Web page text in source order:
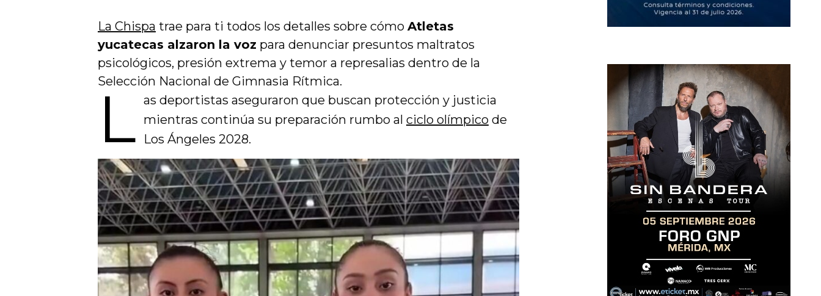
La Chispa trae para ti todos los detalles sobre cómo Atletas
yucatecas alzaron la voz para denunciar presuntos maltratos
psicológicos, presión extrema y temor a represalias dentro de la
Selección Nacional de Gimnasia Rítmica.
L as deportistas aseguraron que buscan protección y justicia
mientras continúa su preparación rumbo al ciclo olímpicode
Los Ángeles 2028.